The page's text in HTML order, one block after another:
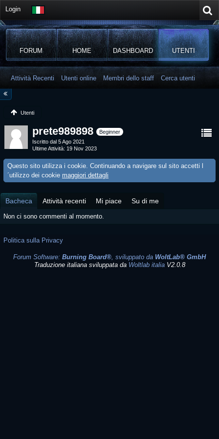
Login
FORUM HOME DASHBOARD UTENTI
Attività Recenti Utenti online Membri dello staff Cerca utenti
Utenti
prete989898
Beginner
Iscritto dal 5 Ago 2021
Ultime Attività 19 Nov 2023
Questo sito utilizza i cookie. Continuando a navigare sul sito accetti l
´utilizzo dei cookie maggiori dettagli
Bacheca Attività recenti Mi piace Su di me
Non ci sono commenti al momento.
Politica sulla Privacy
Forum Software: Burning Board®, sviluppato da WoltLab® GmbH
Traduzione italiana sviluppata da Woltlab italiaV2.0.8